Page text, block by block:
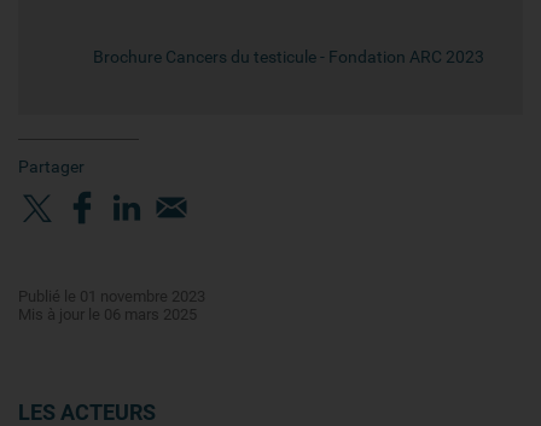
Brochure Cancers du testicule - Fondation ARC 2023
Partager
Publié le 01 novembre 2023
Mis à jour le 06 mars 2025
LES ACTEURS